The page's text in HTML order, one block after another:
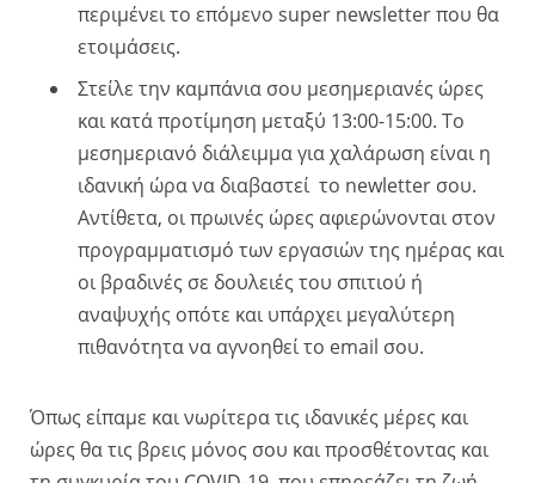
περιμένει το επόμενο super newsletter που θα
ετοιμάσεις.
Στείλε την καμπάνια σου μεσημεριανές ώρες
και κατά προτίμηση μεταξύ 13:00-15:00. Το
μεσημεριανό διάλειμμα για χαλάρωση είναι η
ιδανική ώρα να διαβαστεί το newletter σου.
Αντίθετα, οι πρωινές ώρες αφιερώνονται στον
προγραμματισμό των εργασιών της ημέρας και
οι βραδινές σε δουλειές του σπιτιού ή
αναψυχής οπότε και υπάρχει μεγαλύτερη
πιθανότητα να αγνοηθεί το email σου.
Όπως είπαμε και νωρίτερα τις ιδανικές μέρες και
ώρες θα τις βρεις μόνος σου και προσθέτοντας και